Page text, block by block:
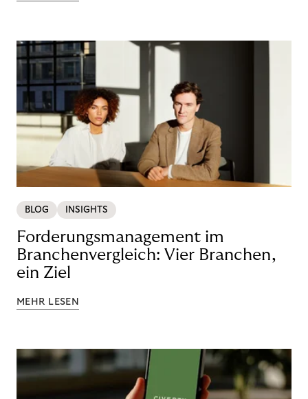
BLOG INSIGHTS
Forderungsmanagement im
Branchenvergleich: Vier Branchen,
ein Ziel
MEHR LESEN